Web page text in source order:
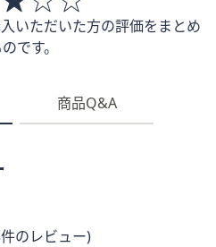
いただいた方の評価をまとめ
です。
商品Q&A
のレビュー)